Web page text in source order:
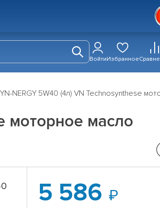
ВойтиИзбранное
NERGY 5W40 (4л) VN Technosynthese
моторное масло
5 586